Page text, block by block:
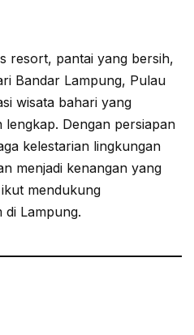
resort, pantai yang bersih,
Bandar Lampung, Pulau
wisata bahari yang
Dengan persiapan
kelestarian lingkungan
menjadi kenangan yang
mendukung
di Lampung.